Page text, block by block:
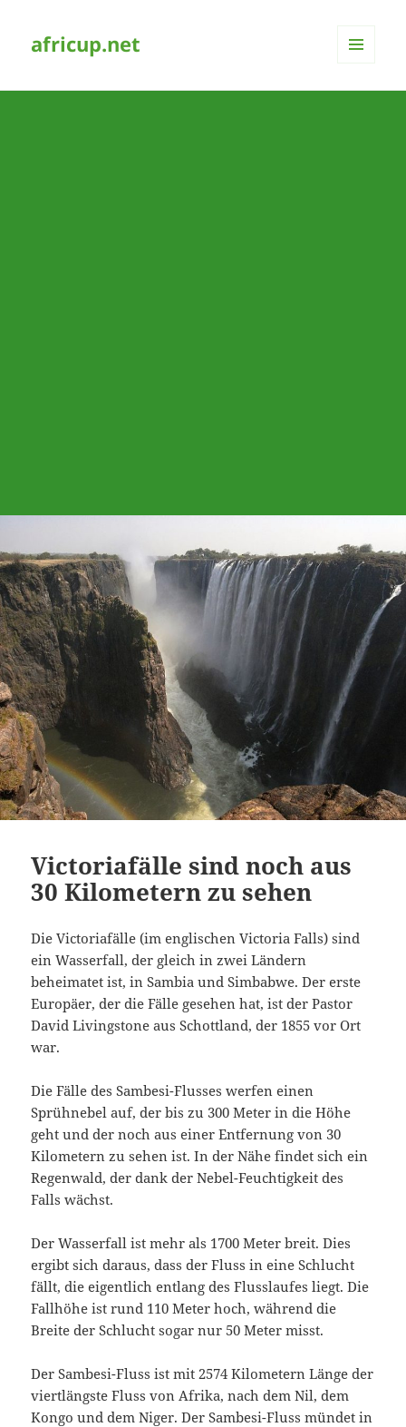
africup.net
Victoriafälle sind noch aus
30 Kilometern zu sehen
Die Victoriafälle (im englischen Victoria Falls) sind
ein Wasserfall, der gleich in zwei Ländern
beheimatet ist, in Sambia und Simbabwe. Der erste
Europäer, der die Fälle gesehen hat, ist der Pastor
David Livingstone aus Schottland, der 1855 vor Ort
war.
Die Fälle des Sambesi-Flusses werfen einen
Sprühnebel auf, der bis zu 300 Meter in die Höhe
geht und der noch aus einer Entfernung von 30
Kilometern zu sehen ist. In der Nähe findet sich ein
Regenwald, der dank der Nebel-Feuchtigkeit des
Falls wächst.
Der Wasserfall ist mehr als 1700 Meter breit. Dies
ergibt sich daraus, dass der Fluss in eine Schlucht
fällt, die eigentlich entlang des Flusslaufes liegt. Die
Fallhöhe ist rund 110 Meter hoch, während die
Breite der Schlucht sogar nur 50 Meter misst.
Der Sambesi-Fluss ist mit 2574 Kilometern Länge der
viertlängste Fluss von Afrika, nach dem Nil, dem
Kongo und dem Niger. Der Sambesi-Fluss mündet in